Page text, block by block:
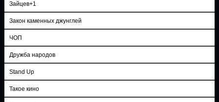
Зайцев+1
Закон каменных джунглей
ЧОП
Дружба народов
Stand Up
Такое кино